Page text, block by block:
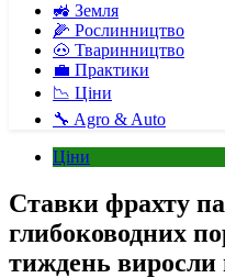
🚜 Земля
🌽 Рослинництво
🐽 Тваринництво
💼 Практики
📉 Ціни
🔧 Agro & Auto
Ціни
Ставки фрахту
глибоководних
тиждень виросли